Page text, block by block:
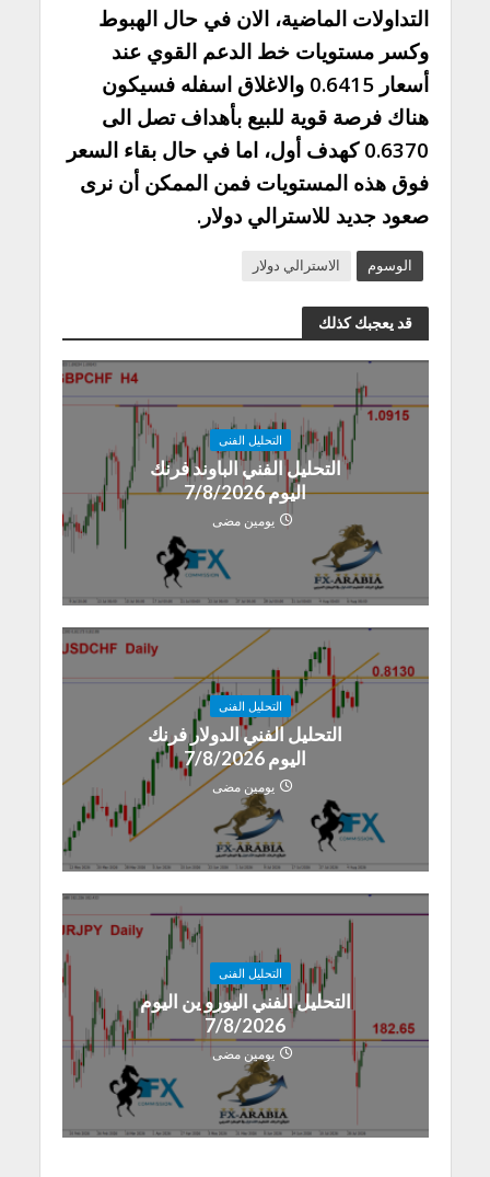
التداولات الماضية، الان في حال الهبوط
وكسر مستويات خط الدعم القوي عند
أسعار 0.6415 والاغلاق اسفله فسيكون
هناك فرصة قوية للبيع بأهداف تصل الى
0.6370 كهدف أول، اما في حال بقاء السعر
فوق هذه المستويات فمن الممكن أن نرى
صعود جديد للاسترالي دولار.
الوسوم الاسترالي دولار
قد يعجبك كذلك
التحليل الفنى
التحليل الفني الباوند فرنك
اليوم 7/8/2026
يومين مضى
التحليل الفنى
التحليل الفني الدولار فرنك
اليوم 7/8/2026
يومين مضى
التحليل الفنى
التحليل الفني اليورو ين اليوم
7/8/2026
يومين مضى